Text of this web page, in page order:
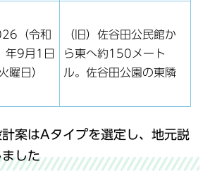
（令和
年9月1日
曜日）
（旧）佐谷田公民館か
ら東へ約150メート
ル。佐谷田公園の東隣
案はAタイプを選定し、地元説
した